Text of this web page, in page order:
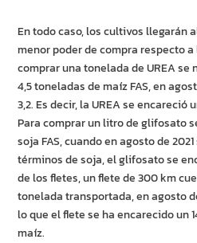
En todo caso, los cultivos llegarán
menor poder de compra respecto
comprar una tonelada de UREA se
4,5 toneladas de maíz FAS, en
3,2. Es decir, la UREA se encareció
Para comprar un litro de glifosato
soja FAS, cuando en agosto de
términos de soja, el glifosato se
de los fletes, un flete de 300 km
tonelada transportada, en agosto
lo que el flete se ha encarecido un
maíz.